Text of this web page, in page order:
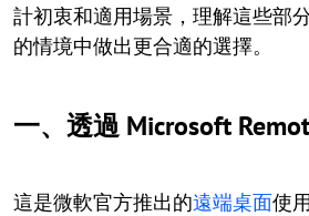
計初衷和適用場景，理解這些部
的情境中做出更合適的選擇。
一、透過 Microsoft
這是微軟官方推出的遠端桌面使